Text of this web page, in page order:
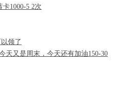
1000-5 2次
领了
天又是周末，今天还有加油150-30